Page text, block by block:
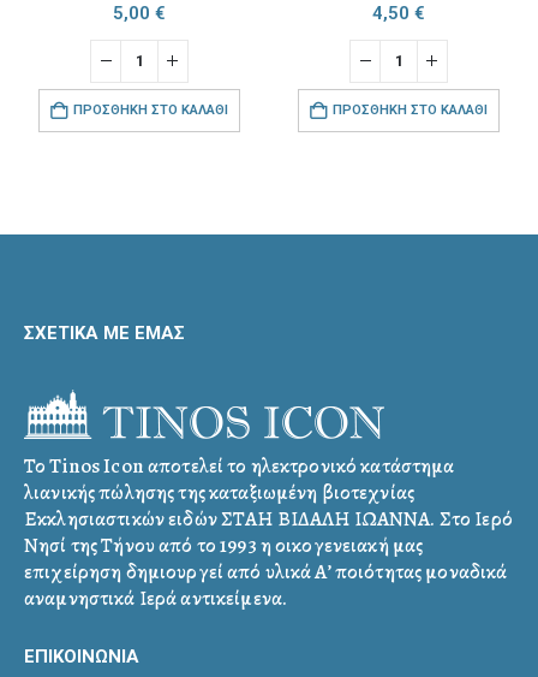
5,00 €
ΠΡΟΣΘΉΚΗ ΣΤΟ ΚΑΛΆΘΙ
4,50 €
ΠΡΟΣΘΉΚΗ ΣΤΟ ΚΑΛΆΘΙ
ΣΧΕΤΙΚΑ ΜΕ ΕΜΑΣ
Το Tinos Icon αποτελεί το ηλεκτρονικό κατάστημα
λιανικής πώλησης της καταξιωμένη βιοτεχνίας
Εκκλησιαστικών ειδών ΣΤΑΗ ΒΙΔΑΛΗ ΙΩΑΝΝΑ. Στο Ιερό
Νησί της Τήνου από το 1993 η οικογενειακή μας
επιχείρηση δημιουργεί από υλικά Α’ ποιότητας μοναδικά
αναμνηστικά Ιερά αντικείμενα.
ΕΠΙΚΟΙΝΩΝΙΑ